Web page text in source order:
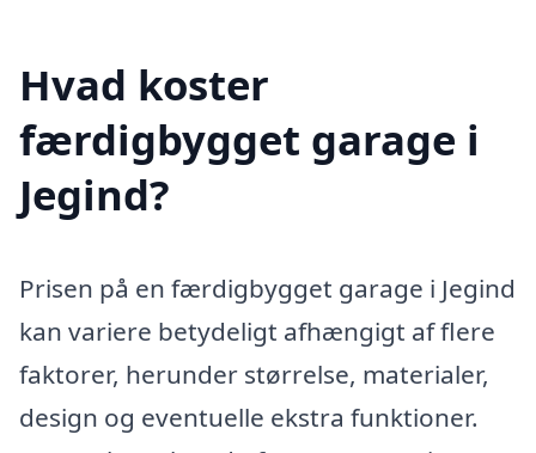
Hvad koster
færdigbygget garage i
Jegind?
Prisen på en færdigbygget garage i Jegind
kan variere betydeligt afhængigt af flere
faktorer, herunder størrelse, materialer,
design og eventuelle ekstra funktioner.